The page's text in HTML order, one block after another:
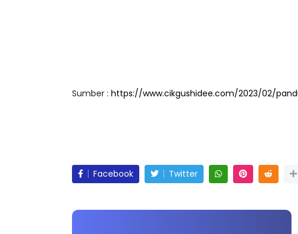
Sumber : https://www.cikgushidee.com/2023/02/
Facebook Twitter